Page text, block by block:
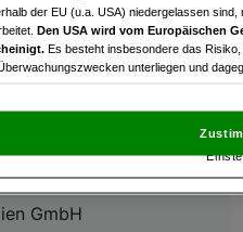
Wohnung mit
Blick ins
GmbH
der EU (u.a. USA) niedergelassen
Den USA wird vom Europäischen
Es besteht insbesondere das
unterliegen und
Widerspruch gegen die Verarbeitung auf der
Einstellungen“, die sich auf jeder Seite
und unsere Partner verarbeiten